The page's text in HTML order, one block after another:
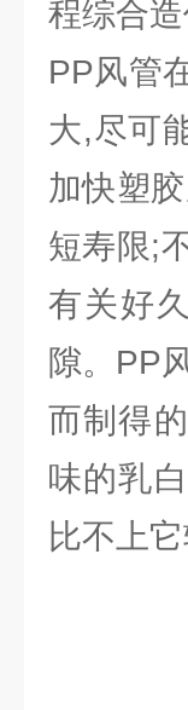
程综合造
PP风管
大,尽可
加快塑
短寿限;
有关好
隙。PP
而制得
味的乳
比不上它